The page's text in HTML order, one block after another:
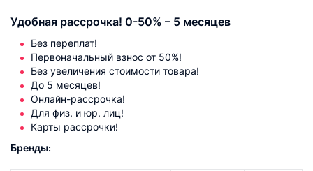
Удобная рассрочка! 0-50% – 5 месяцев
Без переплат!
Первоначальный взнос от 50%!
Без увеличения стоимости товара!
До 5 месяцев!
Онлайн-рассрочка!
Для физ. и юр. лиц!
Карты рассрочки!
Бренды: